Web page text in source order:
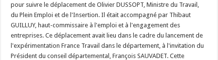
pour suivre le déplacement de Olivier DUSSOPT, Ministre du Travail,
du Plein Emploi et de l'Insertion. Il était accompagné par Thibaut
GUILLUY, haut-commissaire à l'emploi et à l'engagement des
entreprises. Ce déplacement avait lieu dans le cadre du lancement de
l'expérimentation France Travail dans le département, à l'invitation du
Président du conseil départemental, François SAUVADET. Cette